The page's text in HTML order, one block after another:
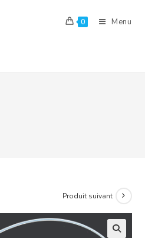
0 Menu
Produit suivant